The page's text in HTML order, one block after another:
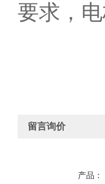
要求，
留言询价
产品：